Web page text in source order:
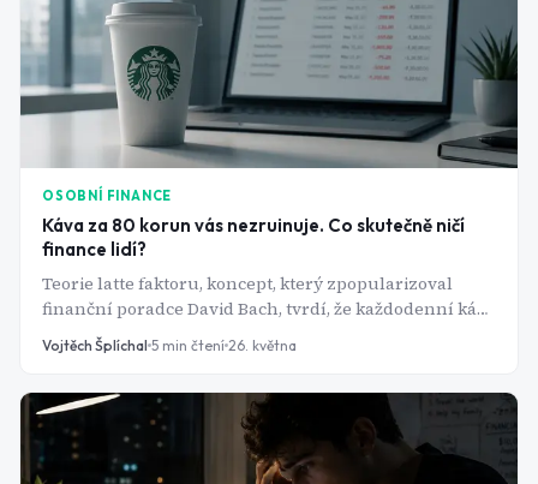
OSOBNÍ FINANCE
Káva za 80 korun vás nezruinuje. Co skutečně ničí
finance lidí?
Teorie latte faktoru, koncept, který zpopularizoval
finanční poradce David Bach, tvrdí, že každodenní káva
za 90 korun vás v součtu stojí statisíce. Je na tom kousek
pravdy. Ale lidé, kteří skutečně žijí v dluzích nebo
kávě - dostali se tam kvůli výdajům, které jsou desetkrát
větší a přitom téměř neviditelné.
Vojtěch Šplíchal 5 min čtení 26. května